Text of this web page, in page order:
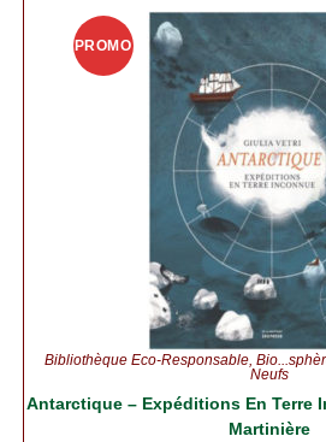
PROMO
Bibliothèque Éco-Responsable,
Neufs
Antarctique – Expéditions En Terre
Martinière